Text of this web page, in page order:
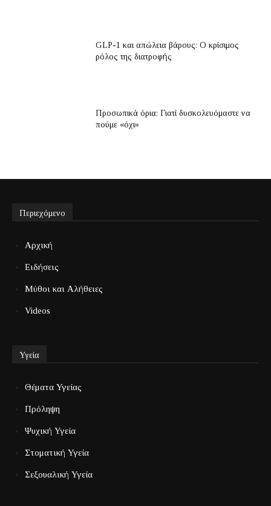
GLP-1 και απώλεια βάρους: Ο κρίσιμος
ρόλος της διατροφής
Προσωπικά όρια: Γιατί δυσκολευόμαστε να
πούμε «όχι»
Περιεχόμενο
Αρχική
Ειδήσεις
Μύθοι και Αλήθειες
Videos
Υγεία
Θέματα Υγείας
Πρόληψη
Ψυχική Υγεία
Στοματική Υγεία
Σεξουαλική Υγεία